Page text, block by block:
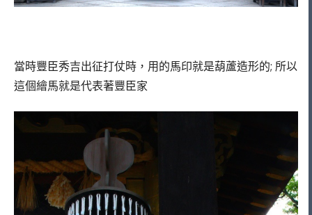
當時豐臣秀吉出征打仗時，用的馬印就是葫蘆造形的; 所以
這個繪馬就是代表著豐臣家